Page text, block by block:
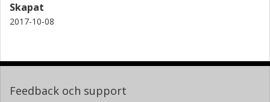
Skapat
2017-10-08
Feedback och support